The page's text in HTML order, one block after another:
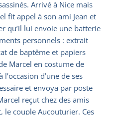
Arrivé à Nice mais
fit appel à son ami Jean et
qu’il lui envoie une batterie
personnels : extrait
de baptême et papiers
Marcel en costume de
d’une de ses
et envoya par poste
reçut chez des amis
le couple Aucouturier. Ces